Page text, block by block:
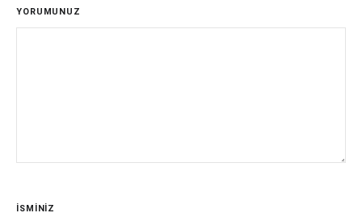
YORUMUNUZ
İSMİNİZ